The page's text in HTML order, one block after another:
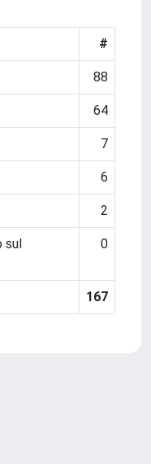
#
88
64
7
6
2
sul
0
167